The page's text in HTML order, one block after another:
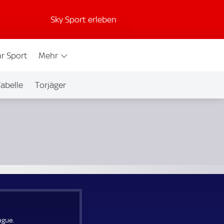
Sky Sport erleben
Sport Mehr
Torjäger